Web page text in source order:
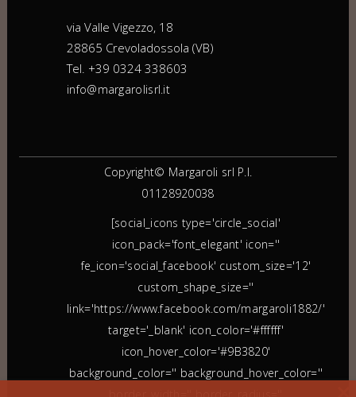
via Valle Vigezzo, 18
28865 Crevoladossola (VB)
Tel. +39 0324 338603
info@margarolisrl.it
Copyright© Margaroli srl P.I.
01128920038
[social_icons type='circle_social'
icon_pack='font_elegant' icon=''
fe_icon='social_facebook' custom_size='12'
custom_shape_size=''
link='https://www.facebook.com/margaroli1882/'
target='_blank' icon_color='#ffffff'
icon_hover_color='#9B3820'
background_color='' background_hover_color=''